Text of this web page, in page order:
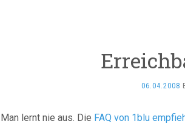
06.04.2008
Man lernt nie aus. Die FAQ von 1blu